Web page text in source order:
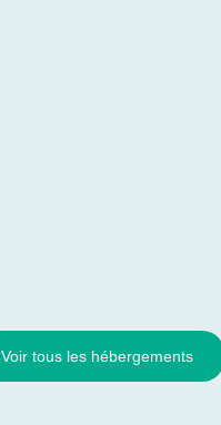
Voir tous les hébergements